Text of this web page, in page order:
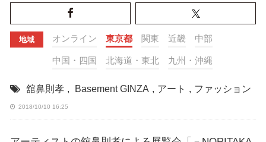
地域 オンライン 東京都 関東 近畿 中部
中国・四国 北海道・東北 九州・沖縄
舘鼻則孝 , Basement GINZA , アート , ファッション
2018/10/10 16:25